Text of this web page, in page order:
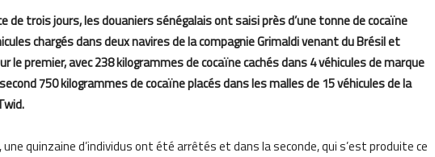
de trois jours, les douaniers sénégalais ont saisi près d’une tonne de cocaïne
chargés dans deux navires de la compagnie Grimaldi venant du Brésil et
le premier, avec 238 kilogrammes de cocaïne cachés dans 4 véhicules de marque
750 kilogrammes de cocaïne placés dans les malles de 15 véhicules de la
quinzaine d’individus ont été arrêtés et dans la seconde, qui s’est produite ce